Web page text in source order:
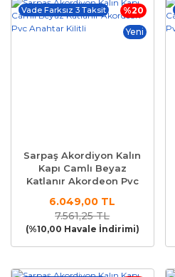
%20
Yeni
Vade Farksız 3 Taksit
Sarpaş Akordiyon Kalın
Kapı Camlı Beyaz
Katlanır Akordeon Pvc
6.049,00 TL
7.561,25 TL
(%10,00 Havale İndirimi)